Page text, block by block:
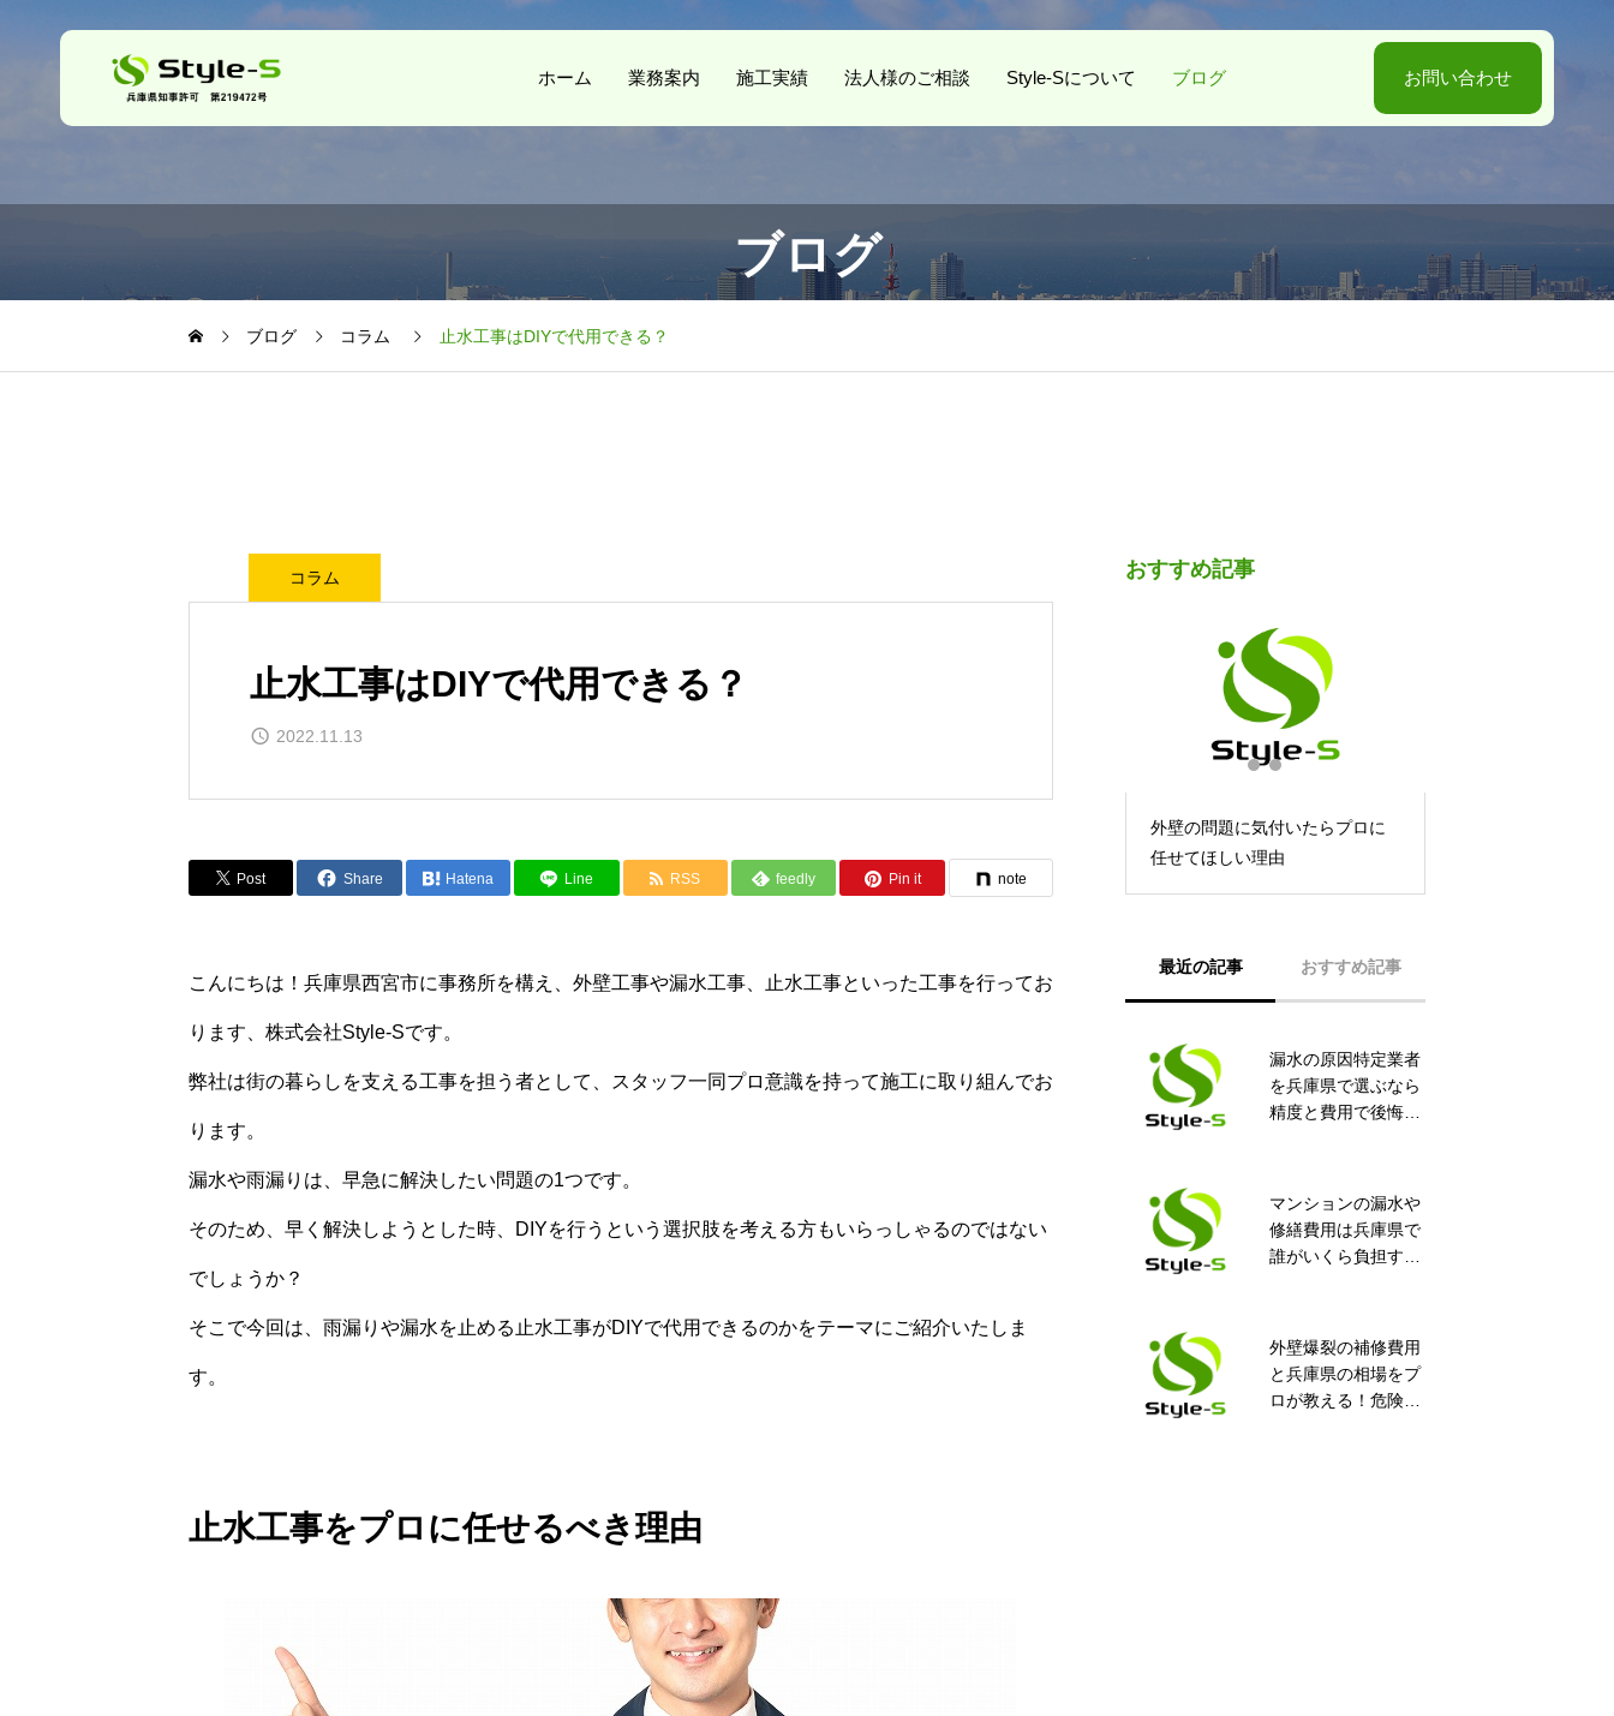
ホーム 業務案内 施工実績 法人様のご相談 Style-Sについて ブログ お問い合わせ
ブログ
ブログ コラム 止水工事はDIYで代用できる？
コラム
止水工事はDIYで代用できる？
2022.11.13
Post Share Hatena Line RSS feedly Pin it note
こんにちは！兵庫県西宮市に事務所を構え、外壁工事や漏水工事、止水工事といった工事を行ってお
ります、株式会社Style-Sです。
弊社は街の暮らしを支える工事を担う者として、スタッフ一同プロ意識を持って施工に取り組んでお
ります。
漏水や雨漏りは、早急に解決したい問題の1つです。
そのため、早く解決しようとした時、DIYを行うという選択肢を考える方もいらっしゃるのではない
でしょうか？
そこで今回は、雨漏りや漏水を止める止水工事がDIYで代用できるのかをテーマにご紹介いたしま
す。
止水工事をプロに任せるべき理由
おすすめ記事
類と特徴！
工事
外壁の問題に気付いたらプロに
任せてほしい理由
最近の記事 おすすめ記事
漏水の原因特定業者
を兵庫県で選ぶなら
精度と費用で後悔し
マンションの漏水や
修繕費用は兵庫県で
誰がいくら負担す
外壁爆裂の補修費用
と兵庫県の相場をプ
ロが教える！危険度
豊中市 立体駐車
場 壁面止水工事
京都市 地下店舗の
土間部分 止水工事
安全と品質の両立を
実現！外壁補修のプ
ロが施工します